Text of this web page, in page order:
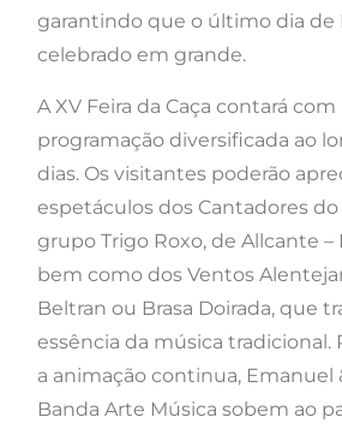
garantindo que o último dia de
celebrado em grande.
A XV Feira da Caça contará
programação diversificada ao
dias. Os visitantes poderão
espetáculos dos Cantadores
grupo Trigo Roxo, de Allcante –
bem como dos Ventos
Beltran ou Brasa Doirada, que
essência da música tradicional.
a animação continua, Emanuel
Banda Arte Música sobem ao